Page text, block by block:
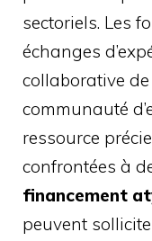
sectoriels. Les
échanges
collaborative
communauté
ressource
confrontées à
financement
peuvent